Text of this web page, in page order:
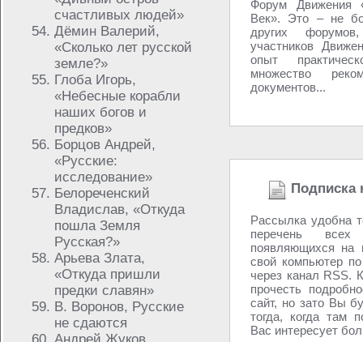
счастливых людей»
Дёмин Валерий,
«Сколько лет русской
земле?»
Глоба Игорь,
«Небесные корабли
наших богов и
предков»
Борцов Андрей,
«Русские:
исследование»
Белореченский
Владислав, «Откуда
пошла Земля
Русская?»
Арьева Злата,
«Откуда пришли
предки славян»
В. Воронов, Русские
не сдаются
Форум Движения
Век». Это – не
других
участников
опыт
множество
документов...
Подписка
Рассылка удобна
перечень
появляющихся на
свой компьютер
через канал RSS.
прочесть
сайт, но зато Вы
тогда, когда там
Вас интересует